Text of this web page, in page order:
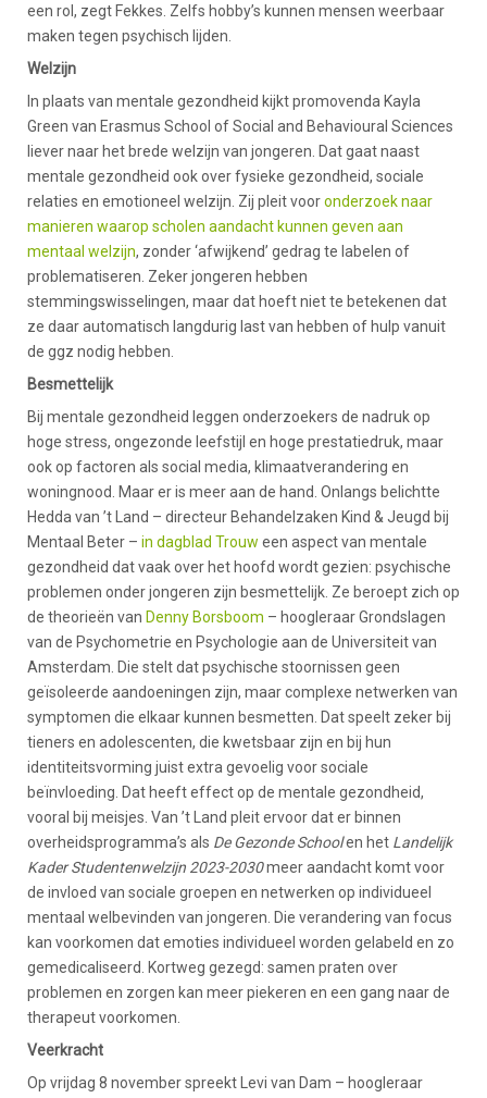
een rol, zegt Fekkes. Zelfs hobby’s kunnen mensen weerbaar
maken tegen psychisch lijden.
Welzijn
In plaats van mentale gezondheid kijkt promovenda Kayla
Green van Erasmus School of Social and Behavioural Sciences
liever naar het brede welzijn van jongeren. Dat gaat naast
mentale gezondheid ook over fysieke gezondheid, sociale
relaties en emotioneel welzijn. Zij pleit vooronderzoek naar
manieren waarop scholen aandacht kunnen geven aan
mentaal welzijn, zonder ‘afwijkend’ gedrag te labelen of
problematiseren. Zeker jongeren hebben
stemmingswisselingen, maar dat hoeft niet te betekenen dat
ze daar automatisch langdurig last van hebben of hulp vanuit
de ggz nodig hebben.
Besmettelijk
Bij mentale gezondheid leggen onderzoekers de nadruk op
hoge stress, ongezonde leefstijl en hoge prestatiedruk, maar
ook op factoren als social media, klimaatverandering en
woningnood. Maar er is meer aan de hand. Onlangs belichtte
Hedda van ’t Land – directeur Behandelzaken Kind & Jeugd bij
Mentaal Beter – in dagblad Trouw een aspect van mentale
gezondheid dat vaak over het hoofd wordt gezien: psychische
problemen onder jongeren zijn besmettelijk. Ze beroept zich op
de theorieën van Denny Borsboom – hoogleraar Grondslagen
van de Psychometrie en Psychologie aan de Universiteit van
Amsterdam. Die stelt dat psychische stoornissen geen
geïsoleerde aandoeningen zijn, maar complexe netwerken van
symptomen die elkaar kunnen besmetten. Dat speelt zeker bij
tieners en adolescenten, die kwetsbaar zijn en bij hun
identiteitsvorming juist extra gevoelig voor sociale
beïnvloeding. Dat heeft effect op de mentale gezondheid,
vooral bij meisjes. Van ’t Land pleit ervoor dat er binnen
overheidsprogramma’s als De Gezonde Schoolen het Landelijk
Kader Studentenwelzijn 2023-2030meer aandacht komt voor
de invloed van sociale groepen en netwerken op individueel
mentaal welbevinden van jongeren. Die verandering van focus
kan voorkomen dat emoties individueel worden gelabeld en zo
gemedicaliseerd. Kortweg gezegd: samen praten over
problemen en zorgen kan meer piekeren en een gang naar de
therapeut voorkomen.
Veerkracht
Op vrijdag 8 november spreekt Levi van Dam – hoogleraar